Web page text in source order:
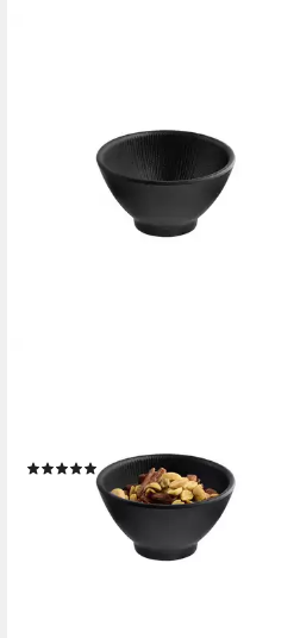
(1)
ab 8,56 € UVP13,99 €
lieferbar - in 6-8 Werktagen bei dir